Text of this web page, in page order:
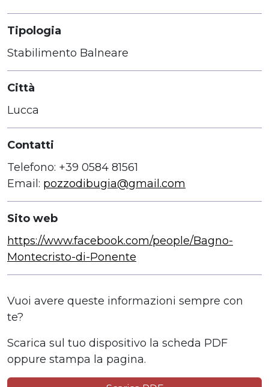
Tipologia
Stabilimento Balneare
Città
Lucca
Contatti
Telefono: +39 0584 81561
Email: pozzodibugia@gmail.com
Sito web
https://www.facebook.com/people/Bagno-
Montecristo-di-Ponente
Vuoi avere queste informazioni sempre con
te?
Scarica sul tuo dispositivo la scheda PDF
oppure stampa la pagina.